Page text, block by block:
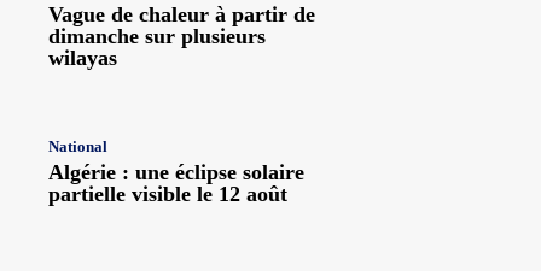
Vague de chaleur à partir de
dimanche sur plusieurs
wilayas
National
Algérie : une éclipse solaire
partielle visible le 12 août